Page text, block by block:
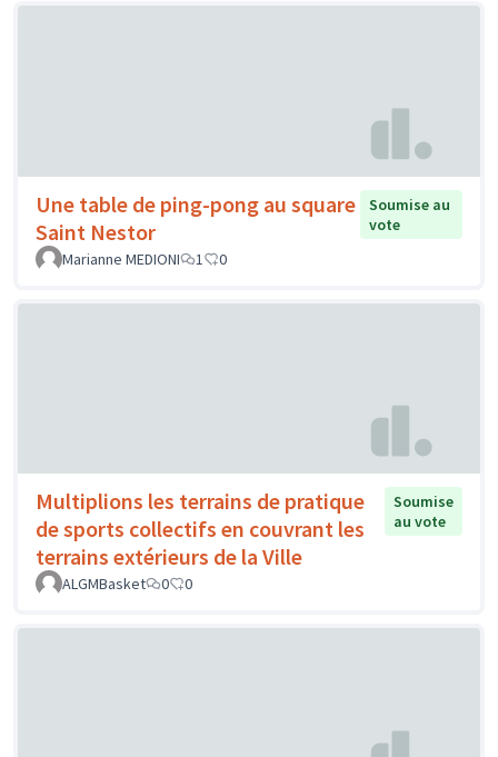
Une table de ping-pong au square
Saint Nestor
Soumise au
vote
Marianne MEDIONI
1 0
Multiplions les terrains de pratique
de sports collectifs en couvrant les
terrains extérieurs de la Ville
Soumise
au vote
ALGMBasket 0 0